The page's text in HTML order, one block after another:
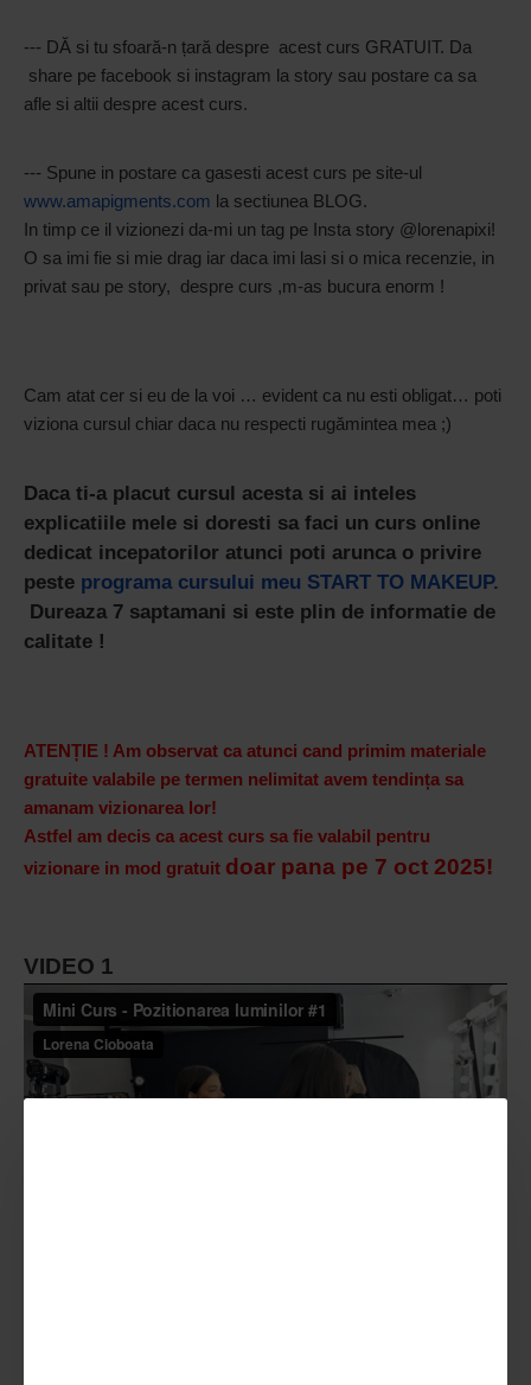
--- DĂ si tu sfoară-n țară despre acest curs GRATUIT. Da
share pe facebook si instagram la story sau postare ca sa
afle si altii despre acest curs.
--- Spune in postare ca gasesti acest curs pe site-ul
www.amapigments.com la sectiunea BLOG.
In timp ce il vizionezi da-mi un tag pe Insta story @lorenapixi!
O sa imi fie si mie drag iar daca imi lasi si o mica recenzie, in
privat sau pe story, despre curs ,m-as bucura enorm !
Cam atat cer si eu de la voi … evident ca nu esti obligat… poti
viziona cursul chiar daca nu respecti rugămintea mea ;)
Daca ti-a placut cursul acesta si ai inteles
explicatiile mele si doresti sa faci un curs online
dedicat incepatorilor atunci poti arunca o privire
peste programa cursului meu START TO MAKEUP.
Dureaza 7 saptamani si este plin de informatie de
calitate !
ATENȚIE ! Am observat ca atunci cand primim materiale
gratuite valabile pe termen nelimitat avem tendința sa
amanam vizionarea lor!
Astfel am decis ca acest curs sa fie valabil pentru
vizionare in mod gratuit doar pana pe 7 oct 2025!
VIDEO 1